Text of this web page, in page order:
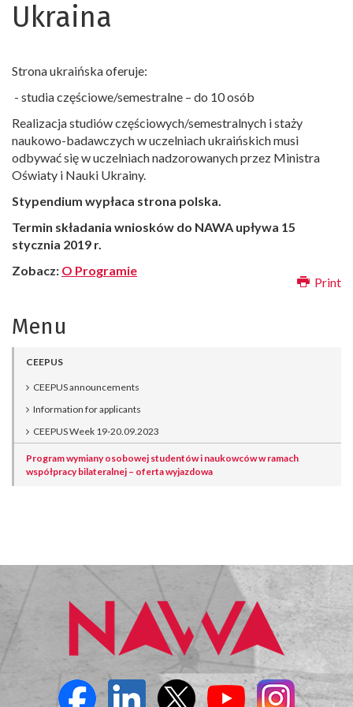
Ukraina
Strona ukraińska oferuje:
- studia częściowe/semestralne – do 10 osób
Realizacja studiów częściowych/semestralnych i staży
naukowo-badawczych w uczelniach ukraińskich musi
odbywać się w uczelniach nadzorowanych przez Ministra
Oświaty i Nauki Ukrainy.
Stypendium wypłaca strona polska.
Termin składania wniosków do NAWA upływa 15
stycznia 2019 r.
Zobacz: O Programie
Print
Menu
CEEPUS
CEEPUS announcements
Information for applicants
CEEPUS Week 19-20.09.2023
Program wymiany osobowej studentów i naukowców w ramach
współpracy bilateralnej – oferta wyjazdowa